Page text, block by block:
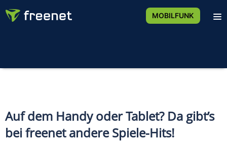
MOBILFUNK
Auf dem Handy oder Tablet? Da gibt’s
bei freenet andere Spiele-Hits!